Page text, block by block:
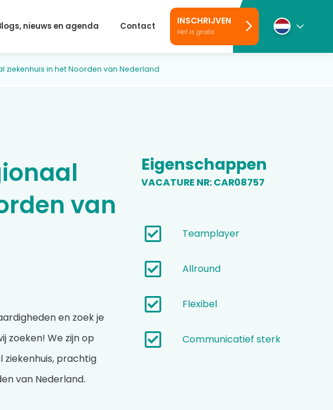
nieuws en agenda Contact INSCHRIJVEN
Het is gratis
ziekenhuis in het Noorden van Nederland
van
en zoek je
zoeken! We zijn op
ziekenhuis, prachtig
van Nederland.
Eigenschappen
VACATURE NR: CAR08757
Teamplayer
Allround
Flexibel
Communicatief sterk